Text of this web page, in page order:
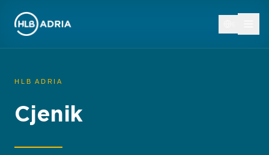
HLB ADRIA
Cjenik